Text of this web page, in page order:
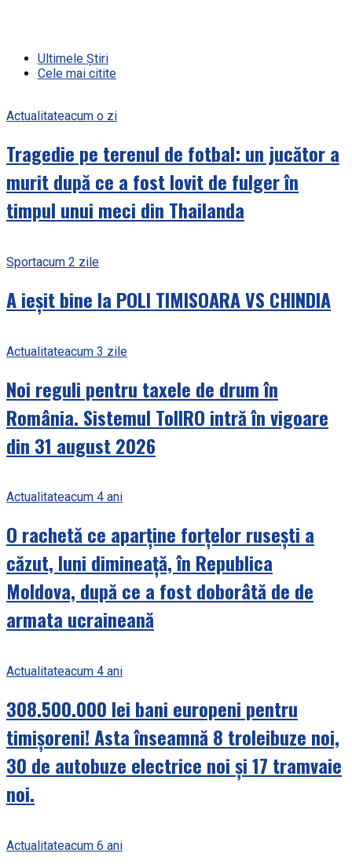
Ultimele Știri
Cele mai citite
Actualitateacum o zi
Tragedie pe terenul de fotbal: un jucător a
murit după ce a fost lovit de fulger în
timpul unui meci din Thailanda
Sportacum 2 zile
A ieșit bine la POLI TIMISOARA VS CHINDIA
Actualitateacum 3 zile
Noi reguli pentru taxele de drum în
România. Sistemul TollRO intră în vigoare
din 31 august 2026
Actualitateacum 4 ani
O rachetă ce aparține forțelor rusești a
căzut, luni dimineață, în Republica
Moldova, după ce a fost doborâtă de de
armata ucraineană
Actualitateacum 4 ani
308.500.000 lei bani europeni pentru
timișoreni! Asta înseamnă 8 troleibuze noi,
30 de autobuze electrice noi și 17 tramvaie
noi.
Actualitateacum 6 ani